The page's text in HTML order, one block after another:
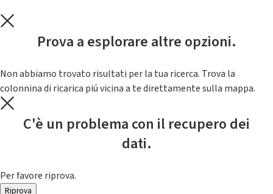
Prova a esplorare altre opzioni.
Non abbiamo trovato risultati per la tua ricerca. Trova la
colonnina di ricarica piú vicina a te direttamente sulla mappa.
C'è un problema con il recupero dei
dati.
Per favore riprova.
Riprova